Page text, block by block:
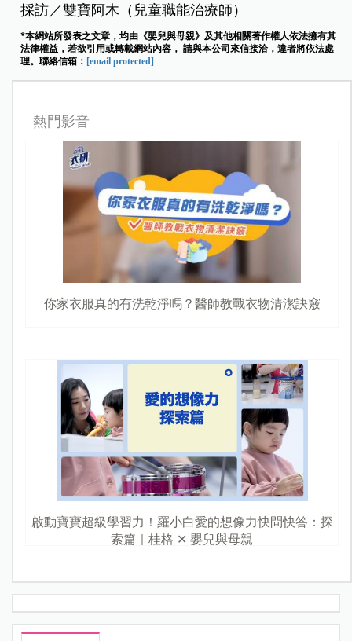
採訪／雙寶阿木（兒童職能治療師）
*本網站所發表之文章，均由《嬰兒與母親》及其他相關著作權人依法擁有其
法律權益，若欲引用或轉載網站內容， 請與本公司來信接洽，違者將依法處
理。聯絡信箱： [email protected]
熱門影音
你家衣服真的有洗乾淨嗎？醫師教戰衣物清潔訣竅
啟動寶寶超級學習力！羅小白愛的想像力快問快答：探
索篇｜桂格 ✕ 嬰兒與母親